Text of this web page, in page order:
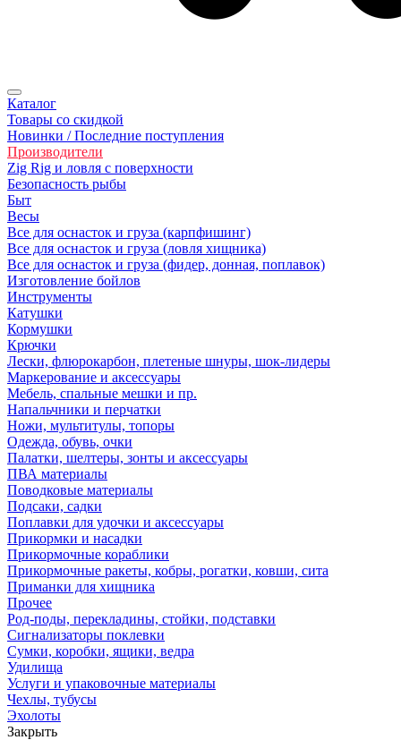
Каталог
Товары со скидкой
Новинки / Последние поступления
Производители
Zig Rig и ловля с поверхности
Безoпасность рыбы
Быт
Весы
Все для оснасток и груза (карпфишинг)
Все для оснасток и груза (ловля хищника)
Все для оснасток и груза (фидер, донная, поплавок)
Изготовление бойлов
Инструменты
Катушки
Кормушки
Крючки
Лески, флюрокарбон, плетеные шнуры, шок-лидеры
Маркерование и аксессуары
Мебель, спальные мешки и пр.
Напальчники и перчатки
Ножи, мультитулы, топоры
Одежда, обувь, очки
Палатки, шелтеры, зонты и аксессуары
ПВА материалы
Поводковые материалы
Подсаки, садки
Поплавки для удочки и аксессуары
Прикормки и насадки
Прикормочные кораблики
Прикормочные ракеты, кобры, рогатки, ковши, сита
Приманки для хищника
Прочее
Род-поды, перекладины, стойки, подставки
Сигнализаторы поклевки
Сумки, коробки, ящики, ведра
Удилища
Услуги и упаковочные материалы
Чехлы, тубусы
Эхолоты
Закрыть